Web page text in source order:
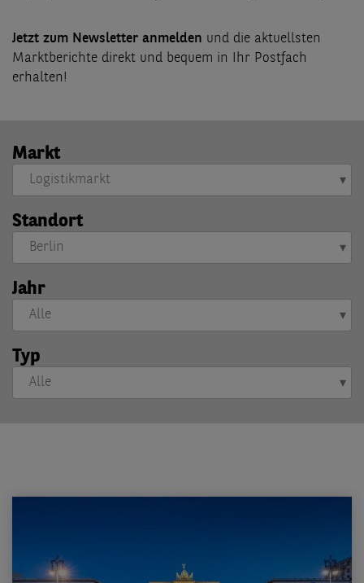
Jetzt zum Newsletter anmelden und die aktuellsten
Marktberichte direkt und bequem in Ihr Postfach
erhalten!
Markt
Standort
Jahr
Typ